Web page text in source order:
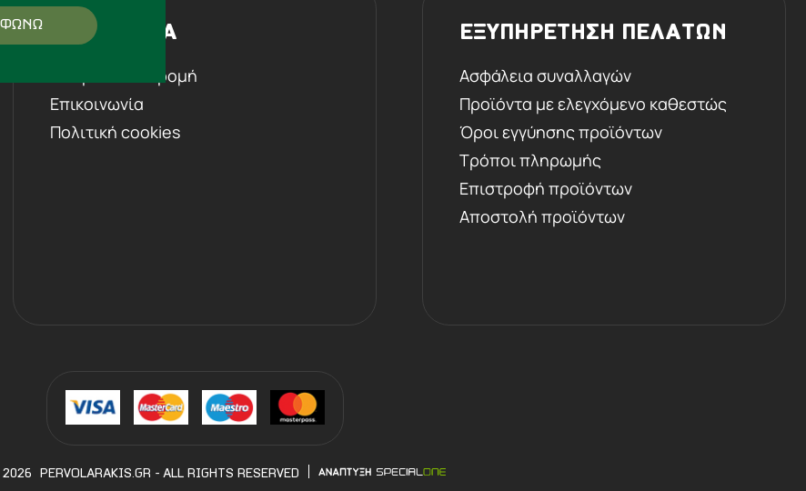
Η ΕΤΑΙΡΕΙΑ
Ιστορική αναδρομή
Επικοινωνία
Πολιτική cookies
ΕΞΥΠΗΡΕΤΗΣΗ ΠΕΛΑΤΩΝ
Ασφάλεια συναλλαγών
Προϊόντα με ελεγχόμενο καθεστώς
Όροι εγγύησης προϊόντων
Τρόποι πληρωμής
Επιστροφή προϊόντων
Αποστολή προϊόντων
PERVOLARAKIS.GR - ALL RIGHTS RESERVED